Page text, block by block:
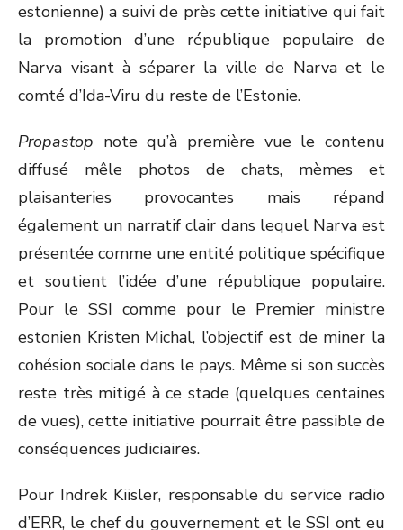
estonienne) a suivi de près cette initiative qui fait
la promotion d’une république populaire de
Narva visant à séparer la ville de Narva et le
comté d’Ida-Viru du reste de l’Estonie.
Propastop note qu’à première vue le contenu
diffusé mêle photos de chats, mèmes et
plaisanteries provocantes mais répand
également un narratif clair dans lequel Narva est
présentée comme une entité politique spécifique
et soutient l’idée d’une république populaire.
Pour le SSI comme pour le Premier ministre
estonien Kristen Michal, l’objectif est de miner la
cohésion sociale dans le pays. Même si son succès
reste très mitigé à ce stade (quelques centaines
de vues), cette initiative pourrait être passible de
conséquences judiciaires.
Pour Indrek Kiisler, responsable du service radio
d’ERR, le chef du gouvernement et le SSI ont eu